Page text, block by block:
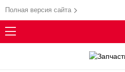
Полная версия сайта